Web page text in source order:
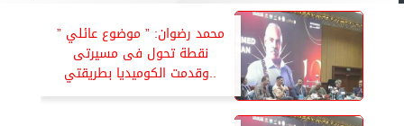
محمد رضوان: ” موضوع عائلي ”
نقطة تحول فى مسيرتى
..وقدمت الكوميديا بطريقتي